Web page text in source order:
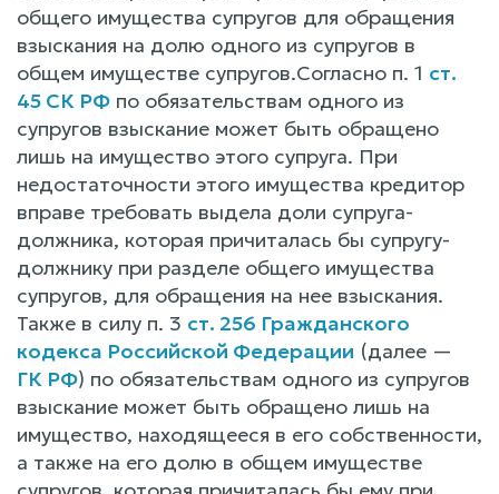
общего имущества супругов для обращения
взыскания на долю одного из супругов в
общем имуществе супругов.Согласно п. 1 ст.
45 СК РФ по обязательствам одного из
супругов взыскание может быть обращено
лишь на имущество этого супруга. При
недостаточности этого имущества кредитор
вправе требовать выдела доли супруга-
должника, которая причиталась бы супругу-
должнику при разделе общего имущества
супругов, для обращения на нее взыскания.
Также в силу п. 3 ст. 256 Гражданского
кодекса Российской Федерации (далее —
ГК РФ) по обязательствам одного из супругов
взыскание может быть обращено лишь на
имущество, находящееся в его собственности,
a также на его долю в общем имуществе